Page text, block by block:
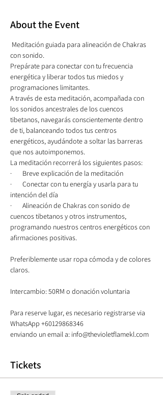
About the Event
Meditación guiada para alineación de Chakras
con sonido.
Prepárate para conectar con tu frecuencia
energética y liberar todos tus miedos y
programaciones limitantes.
A través de esta meditación, acompañada con
los sonidos ancestrales de los cuencos
tibetanos, navegarás conscientemente dentro
de ti, balanceando todos tus centros
energéticos, ayudándote a soltar las barreras
que nos autoimponemos.
La meditación recorrerá los siguientes pasos:
·       Breve explicación de la meditación
·       Conectar con tu energía y usarla para tu
intención del día
·       Alineación de Chakras con sonido de
cuencos tibetanos y otros instrumentos,
programando nuestros centros energéticos con
Preferiblemente usar ropa cómoda y de colores
Para reserve lugar, es necesario registrarse via
WhatsApp +60129868346
enviando un email a: info@thevioletflamekl.com
Tickets